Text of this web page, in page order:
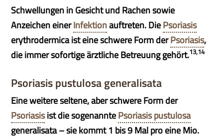
Schwellungen in Gesicht und Rachen sowie
Anzeichen einerInfektionauftreten. DiePsoriasis
erythrodermica ist eine schwere Form derPsoriasis,
die immer sofortige ärztliche Betreuung gehört.13,14
Psoriasis pustulosa generalisata
Eine weitere seltene, aber schwere Form der
Psoriasisist die sogenanntePsoriasis pustulosa
generalisata – sie kommt 1 bis 9 Mal pro eine Mio.